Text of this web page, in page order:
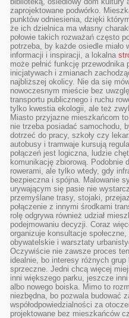
zaprojektowane podwórko.
punktów odniesienia, dzięki
że ich dzielnica ma własny
połowie takich rozważań często
potrzeba, by każde osiedle miało
informacji i inspiracji, a lokalna
może pełnić funkcję przewodnika
inicjatywach i zmianach
najbliższej okolicy. Nie da się
nowoczesnym mieście bez
transportu publicznego i ruchu
tylko kwestia ekologii, ale też
Miasto przyjazne mieszkańcom
nie trzeba posiadać samochodu,
dotrzeć do pracy, szkoły czy
autobusy i tramwaje kursują
połączeń jest logiczna, ludzie
komunikację zbiorową. Podobnie
rowerami, ale tylko wtedy, gdy
bezpieczna i spójna. Malowanie
urywającym się pasie nie
przemyślane trasy, stojaki,
połączenie z innymi środkami
rolę odgrywa również udział
podejmowaniu decyzji. Coraz
organizuje konsultacje
obywatelskie i warsztaty
Oczywiście nie zawsze proces
idealnie, bo interesy różnych grup
sprzeczne. Jedni chcą więcej
inni większego parku, jeszcze
albo nowego boiska. Mimo to
niezbędna, bo pozwala budować
współodpowiedzialności za
projektowane bez mieszkańców